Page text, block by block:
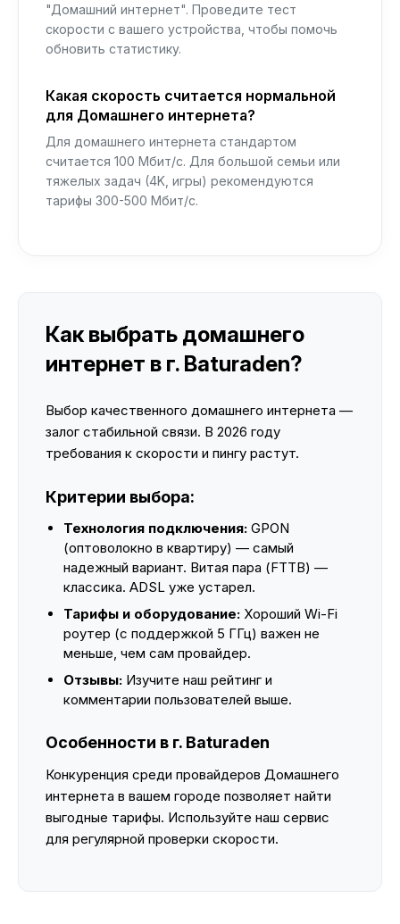
"Домашний интернет". Проведите тест
скорости с вашего устройства, чтобы помочь
обновить статистику.
Какая скорость считается нормальной
для Домашнего интернета?
Для домашнего интернета стандартом
считается 100 Мбит/с. Для большой семьи или
тяжелых задач (4K, игры) рекомендуются
тарифы 300-500 Мбит/с.
Как выбрать домашнего
интернет в г. Baturaden?
Выбор качественного домашнего интернета —
залог стабильной связи. В 2026 году
требования к скорости и пингу растут.
Критерии выбора:
Технология подключения: GPON
(оптоволокно в квартиру) — самый
надежный вариант. Витая пара (FTTB) —
классика. ADSL уже устарел.
Тарифы и оборудование: Хороший Wi-Fi
роутер (с поддержкой 5 ГГц) важен не
меньше, чем сам провайдер.
Отзывы: Изучите наш рейтинг и
комментарии пользователей выше.
Особенности в г. Baturaden
Конкуренция среди провайдеров Домашнего
интернета в вашем городе позволяет найти
выгодные тарифы. Используйте наш сервис
для регулярной проверки скорости.